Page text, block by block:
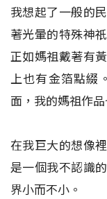
我想起了一般的
著光暈的特殊神
正如媽祖戴著有
上也有金箔點綴
面，我的媽祖作
在我巨大的想像
是一個我不認識
界小而不小。